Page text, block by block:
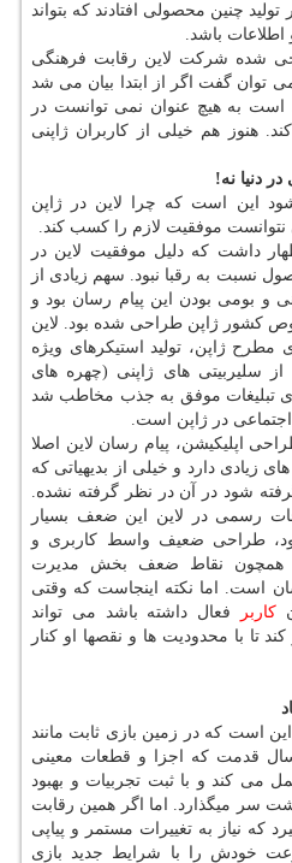
چنین محصولی افتادند كه بتواند
اطلاعات باشد.
شده شركت لاین رقابت فرهنگی
توان گفت اگر از ابتدا بیان می شد
است به هیچ عنوان نمی توانست در
هنوز هم خیلی از كاربران ژاپنی
دنیا نه!
این است كه چرا لاین در ژاپن
موفقیت لازم را كسب كند.
داشت كه دلیل موفقیت لاین در
نسبت به رقبا نبود. سهم زیادی از
و بومی بودن این پیام رسان بود و
كشور ژاپن طراحی شده بود. لاین
ژاپن، تولید استیكرهای ویژه
از سلیربیتی های ژاپنی (چهره های
تبلیغات موفق به جذب مخاطب شد
اجتماعی در ژاپن است.
اپلیكیشن، پیام رسان لاین اصلا
دارد و خیلی از بدیهیاتی كه
شود در آن در نظر گرفته نشده.
رسمی در لاین این ضعف بسیار
طراحی ضعیف واسط كاربری و
همچون نقاط ضعف بخش مدیرت
است. اما نكته اینجاست كه وقتی
كاربر
فعال داشته باشد می تواند
تا با محدودیت ها و نقصها او كنار
است كه در زمین بازی ثابت مانند
قدمت كه اجزا و قطعات معینی
می كند و با ثبت تجربیات و بهبود
سر میگذارد. اما اگر همین رقابت
كه نیاز به تغییرات مستمر و پیاپی
خودش را با شرایط جدید بازی